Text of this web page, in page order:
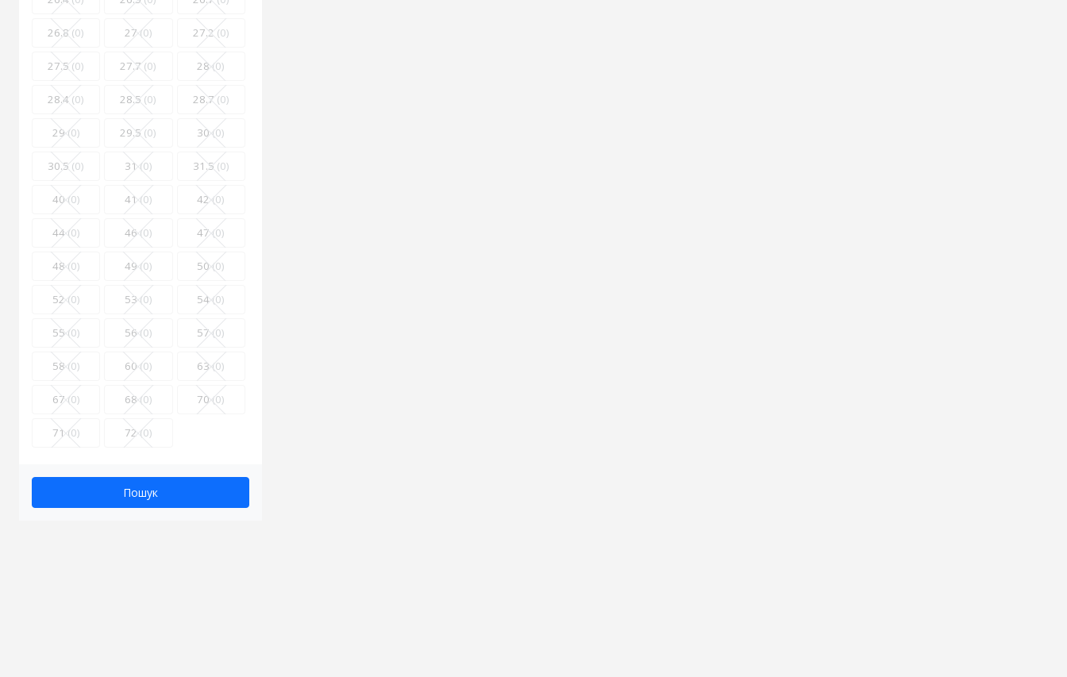
26.8 (0) 27(0) 27.2 (0)
27.5 (0) 27.7 (0) 28(0)
28.4 (0) 28.5 (0) 28.7(0)
29(0) 29.5 (0) 30(0)
30.5 (0) 31(0) 31.5(0)
40(0) 41(0) 42(0)
44(0) 46(0) 47(0)
48(0) 49(0) 50(0)
52(0) 53(0) 54(0)
55(0) 56(0) 57(0)
58(0) 60(0) 63(0)
67(0) 68(0) 70(0)
71(0) 72(0)
Пошук